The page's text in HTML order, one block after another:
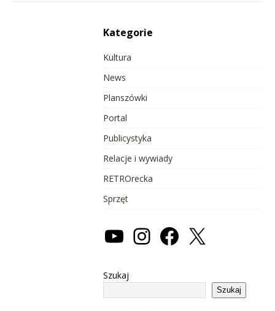
Kategorie
Kultura
News
Planszówki
Portal
Publicystyka
Relacje i wywiady
RETROrecka
Sprzęt
Szukaj
Szukaj